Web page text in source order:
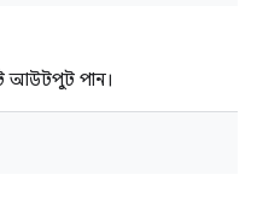
আউটপুট পান।